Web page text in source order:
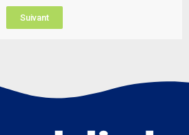
Suivant